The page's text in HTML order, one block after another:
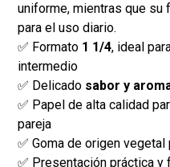
uniforme, mientras que su
para el uso diario.
✅ Formato 1 1/4, ideal
intermedio
✅ Delicado sabor y
✅ Papel de alta calidad
pareja
✅ Goma de origen
✅ Presentación práctica y